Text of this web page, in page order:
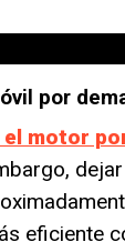
por
motor
eficiente